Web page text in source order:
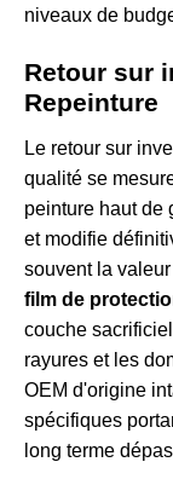
niveaux de
Retour sur
Repeinture
Le retour sur
qualité se
peinture haut de
et modifie
souvent la
film de
couche
rayures et les
OEM d'origine
spécifiques
long terme